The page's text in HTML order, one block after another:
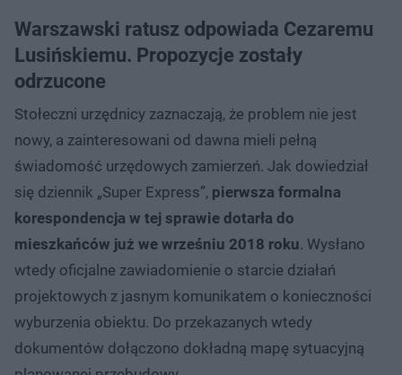
Warszawski ratusz odpowiada Cezaremu
Lusińskiemu. Propozycje zostały
odrzucone
Stołeczni urzędnicy zaznaczają, że problem nie jest
nowy, a zainteresowani od dawna mieli pełną
świadomość urzędowych zamierzeń. Jak dowiedział
się dziennik „Super Express”, pierwsza formalna
korespondencja w tej sprawie dotarła do
mieszkańców już we wrześniu 2018 roku. Wysłano
wtedy oficjalne zawiadomienie o starcie działań
projektowych z jasnym komunikatem o konieczności
wyburzenia obiektu. Do przekazanych wtedy
dokumentów dołączono dokładną mapę sytuacyjną